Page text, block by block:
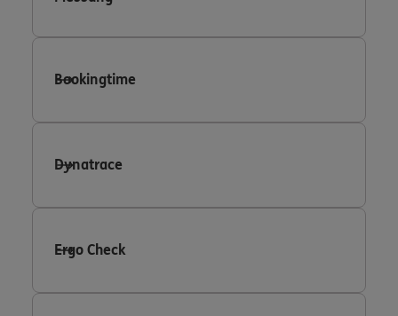
Bookingtime
Dynatrace
Ergo Check